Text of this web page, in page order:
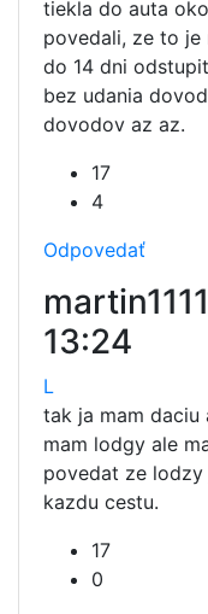
tiekla do auta
povedali, ze to je
do 14 dni
bez udania
dovodov az az.
17
4
Odpovedať
13:24
L
tak ja mam daciu
mam lodgy ale
povedat ze lodzy
kazdu cestu.
17
0